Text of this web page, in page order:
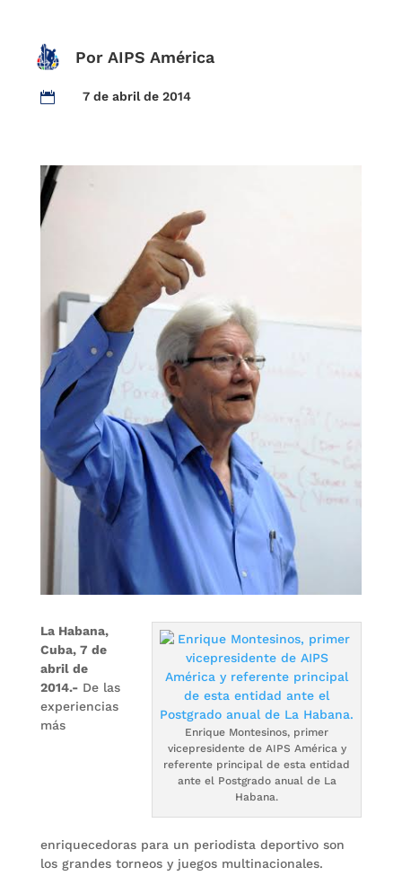
Por AIPS América
 7 de abril de 2014
Enrique Montesinos, primer
vicepresidente de AIPS América y
referente principal de esta entidad
ante el Postgrado anual de La
Habana.
La Habana,
Cuba, 7 de
abril de
2014.-De las
experiencias
más
enriquecedoras para un periodista deportivo son
los grandes torneos y juegos multinacionales.